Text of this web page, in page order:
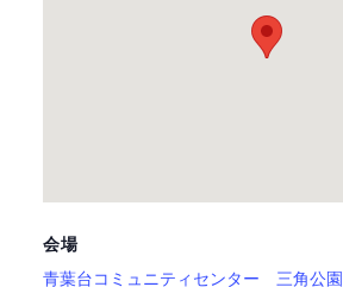
会場
青葉台コミュニティセンター 三角公園